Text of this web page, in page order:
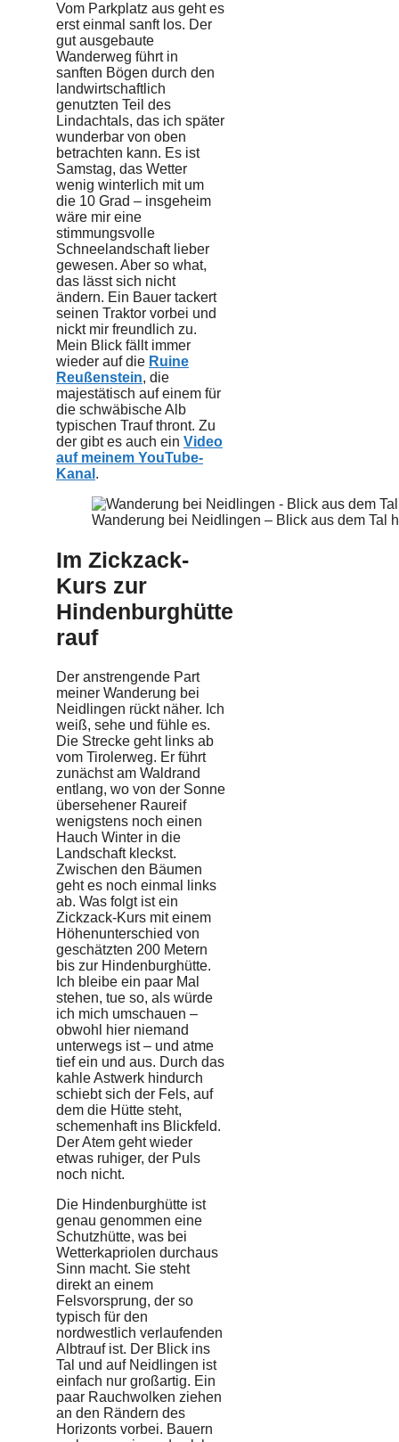
Vom Parkplatz aus geht es
erst einmal sanft los. Der
gut ausgebaute
Wanderweg führt in
sanften Bögen durch den
landwirtschaftlich
genutzten Teil des
Lindachtals, das ich später
wunderbar von oben
betrachten kann. Es ist
Samstag, das Wetter
wenig winterlich mit um
die 10 Grad – insgeheim
wäre mir eine
stimmungsvolle
Schneelandschaft lieber
gewesen. Aber so what,
das lässt sich nicht
ändern. Ein Bauer tackert
seinen Traktor vorbei und
nickt mir freundlich zu.
Mein Blick fällt immer
wieder auf die Ruine
Reußenstein, die
majestätisch auf einem für
die schwäbische Alb
typischen Trauf thront. Zu
der gibt es auch ein Video
auf meinem YouTube-
Kanal .
Wanderung bei Neidlingen – Blick aus dem Tal
Im Zickzack-
Kurs zur
Hindenburghütte
rauf
Der anstrengende Part
meiner Wanderung bei
Neidlingen rückt näher. Ich
weiß, sehe und fühle es.
Die Strecke geht links ab
vom Tirolerweg. Er führt
zunächst am Waldrand
entlang, wo von der Sonne
übersehener Raureif
wenigstens noch einen
Hauch Winter in die
Landschaft kleckst.
Zwischen den Bäumen
geht es noch einmal links
ab. Was folgt ist ein
Zickzack-Kurs mit einem
Höhenunterschied von
geschätzten 200 Metern
bis zur Hindenburghütte.
Ich bleibe ein paar Mal
stehen, tue so, als würde
ich mich umschauen –
obwohl hier niemand
unterwegs ist – und atme
tief ein und aus. Durch das
kahle Astwerk hindurch
schiebt sich der Fels, auf
dem die Hütte steht,
schemenhaft ins Blickfeld.
Der Atem geht wieder
etwas ruhiger, der Puls
noch nicht.
Die Hindenburghütte ist
genau genommen eine
Schutzhütte, was bei
Wetterkapriolen durchaus
Sinn macht. Sie steht
direkt an einem
Felsvorsprung, der so
typisch für den
nordwestlich verlaufenden
Albtrauf ist. Der Blick ins
Tal und auf Neidlingen ist
einfach nur großartig. Ein
paar Rauchwolken ziehen
an den Rändern des
Horizonts vorbei. Bauern